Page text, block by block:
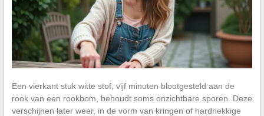
Een vierkant stuk witte stof, vijf minuten blootgesteld aan de
rook van een rookbom, behoudt soms onzichtbare sporen. Deze
verschijnen later weer, in de vorm van kringen of hardnekkige